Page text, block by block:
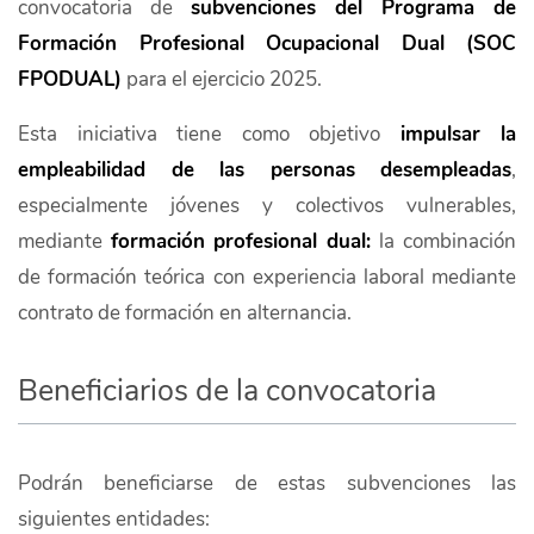
convocatoria de subvenciones del Programa de
Formación Profesional Ocupacional Dual (SOC
FPODUAL) para el ejercicio 2025.
Esta iniciativa tiene como objetivo impulsar la
empleabilidad de las personas desempleadas,
especialmente jóvenes y colectivos vulnerables,
mediante formación profesional dual: la combinación
de formación teórica con experiencia laboral mediante
contrato de formación en alternancia.
Beneficiarios de la convocatoria
Podrán beneficiarse de estas subvenciones las
siguientes entidades: